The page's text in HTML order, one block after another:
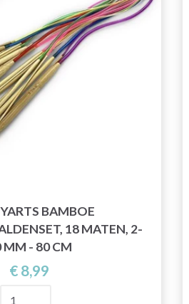
BAMBOE
18 MATEN, 2-
MM - 80 CM
€ 8,99